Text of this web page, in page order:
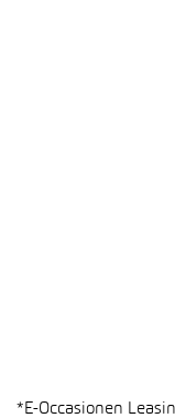
*E-Occasionen